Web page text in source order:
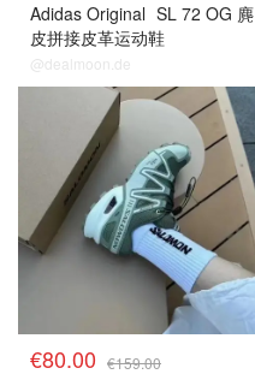
Adidas Original SL 72 OG 麂
皮拼接皮革运动鞋
@dealmoon.de
€80.00 €159.00